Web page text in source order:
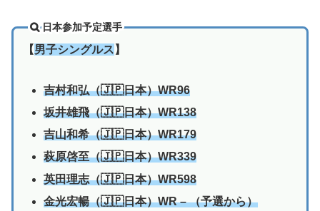
日本参加予定選手
【男子シングルス 】
吉村和弘（🇯🇵日本）WR96
坂井雄飛（🇯🇵日本）WR138
吉山和希（🇯🇵日本）WR179
萩原啓至（🇯🇵日本）WR339
英田理志（🇯🇵日本）WR598
金光宏暢（🇯🇵日本）WR – （予選から）